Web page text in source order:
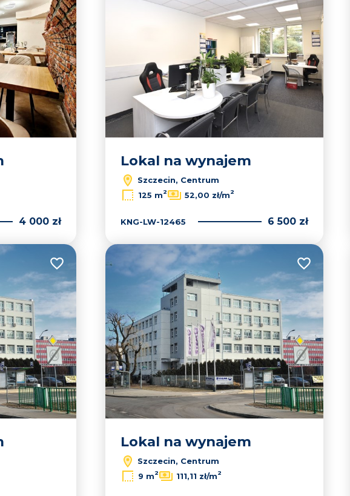
2
3
4 000 zł
Lokal na wynajem
Szczecin, Centrum
125 m2 52,00 zł/m2
KNG-LW-12465 6 500 zł
Dodaj do ulubionych Dodaj do
Lokal na wynajem
Szczecin, Centrum
9 m2 111,11 zł/m2